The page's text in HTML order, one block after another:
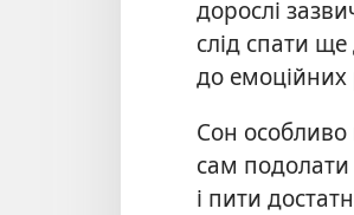
дорослі
слід спати
до емоційних
Сон
сам подолати
і пити